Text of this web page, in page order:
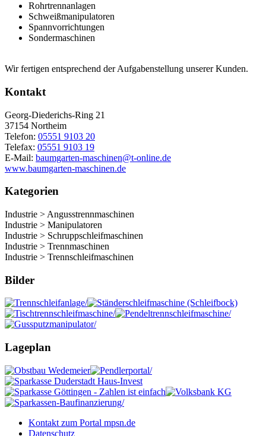
Rohrtrennanlagen
Schweißmanipulatoren
Spannvorrichtungen
Sondermaschinen
Wir fertigen entsprechend der Aufgabenstellung unserer Kunden.
Kontakt
Georg-Diederichs-Ring 21
37154 Northeim
Telefon: 05551 9103 20
Telefax: 05551 9103 19
E-Mail: baumgarten-maschinen@t-online.de
www.baumgarten-maschinen.de
Kategorien
Industrie > Angusstrennmaschinen
Industrie > Manipulatoren
Industrie > Schruppschleifmaschinen
Industrie > Trennmaschinen
Industrie > Trennschleifmaschinen
Bilder
Lageplan
Kontakt zum Portal mpsn.de
Datenschutz